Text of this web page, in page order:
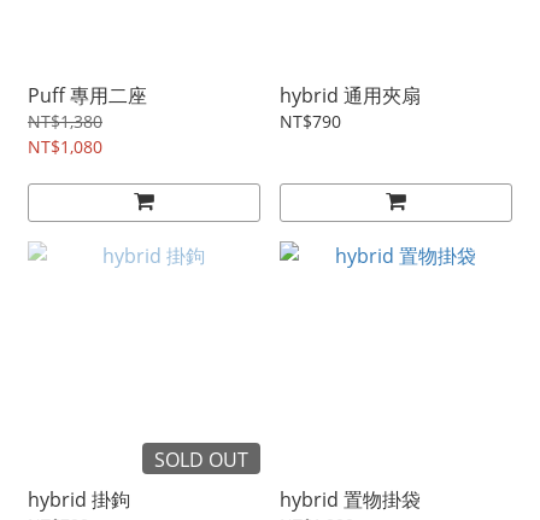
Puff 專用二座
NT$1,380
NT$1,080
hybrid 通用夾扇
NT$790
SOLD OUT
hybrid 掛鉤
hybrid 置物掛袋